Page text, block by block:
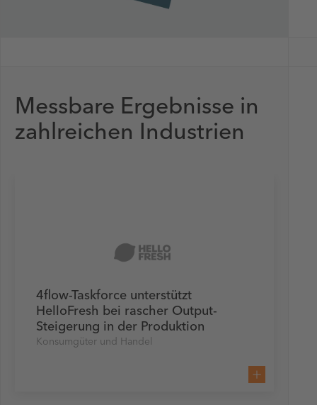
Messbare Ergebnisse in
zahlreichen Industrien
4flow-Taskforce unterstützt
HelloFresh bei rascher Output-
Steigerung in der Produktion
Konsumgüter und Handel